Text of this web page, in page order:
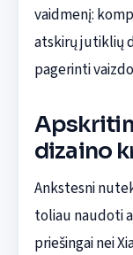
vaidmenį:
atskirų jutiklių
pagerinti
dizaino
Ankstesni
toliau naudoti
priešingai nei